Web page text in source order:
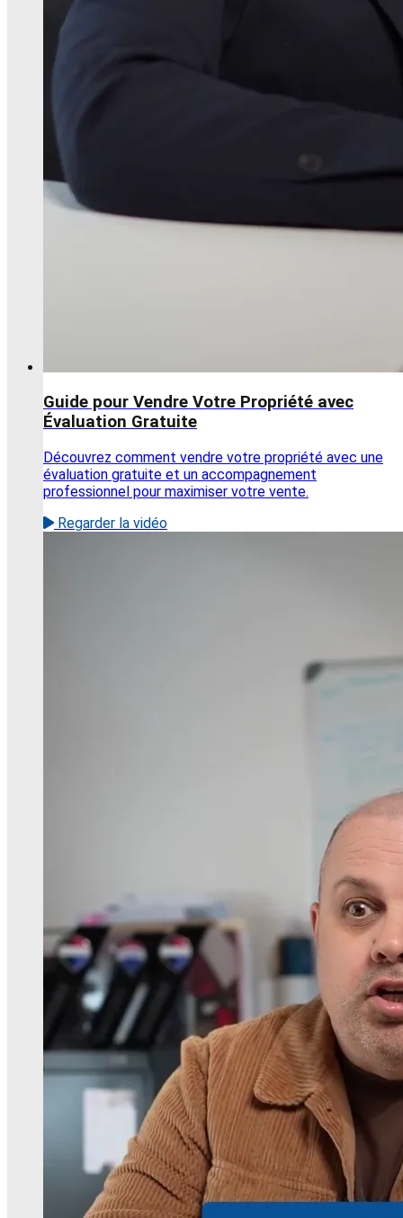
Guide pour Vendre Votre Propriété avec
Évaluation Gratuite
Découvrez comment vendre votre propriété avec une
évaluation gratuite et un accompagnement
professionnel pour maximiser votre vente.
Regarder la vidéo